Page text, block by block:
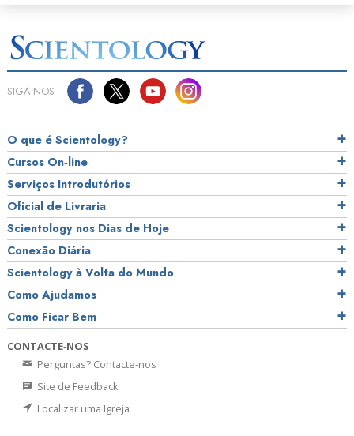
SIGA‑NOS
O que é Scientology?
Cursos On‑line
Serviços Introdutórios
Oficial de Livraria
Scientology nos Dias de Hoje
Conexão Diária
Scientology à Volta do Mundo
Como Ajudamos
Como Ficar Bem
CONTACTE‑NOS
Perguntas? Contacte‑nos
Site de Feedback
Localizar uma Igreja